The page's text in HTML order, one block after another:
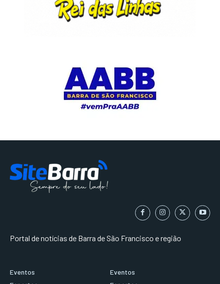
Portal de notícias de Barra de São Francisco e região
Eventos
Eventos